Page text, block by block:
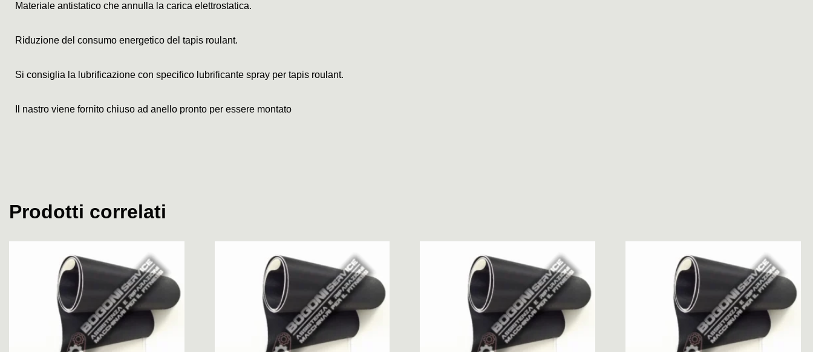
Materiale antistatico che annulla la carica elettrostatica.
Riduzione del consumo energetico del tapis roulant.
Si consiglia la lubrificazione con specifico lubrificante spray per tapis roulant.
Il nastro viene fornito chiuso ad anello pronto per essere montato
Prodotti correlati